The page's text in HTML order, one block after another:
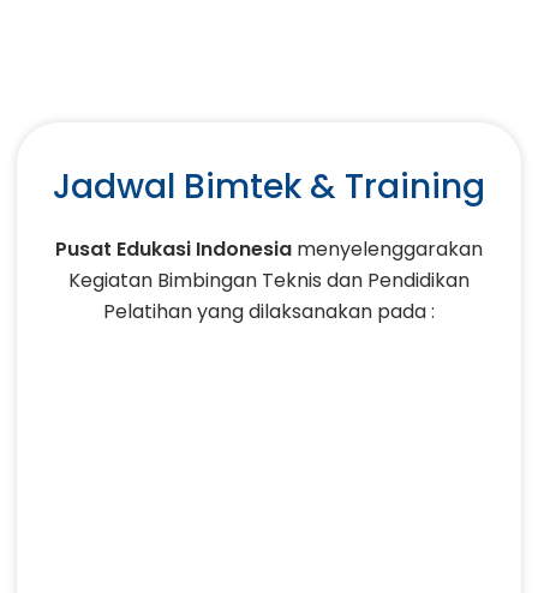
Jadwal Bimtek & Training
Pusat Edukasi Indonesia menyelenggarakan
Kegiatan Bimbingan Teknis dan Pendidikan
Pelatihan yang dilaksanakan pada :